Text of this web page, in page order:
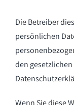
Die Betreiber
persönlichen
den